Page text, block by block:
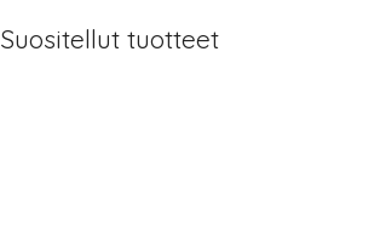
Suositellut tuotteet